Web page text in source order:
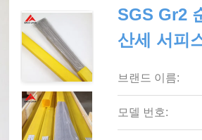
SGS Gr2
산세 서피
브랜드 이름:
모델 번호: